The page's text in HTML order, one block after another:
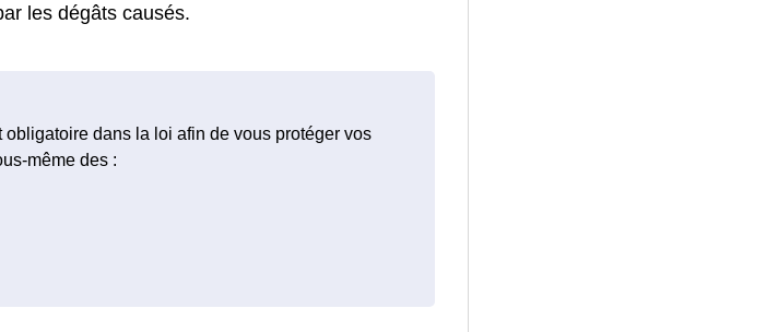
les dégâts causés.
dans la loi afin de vous protéger vos
même des :